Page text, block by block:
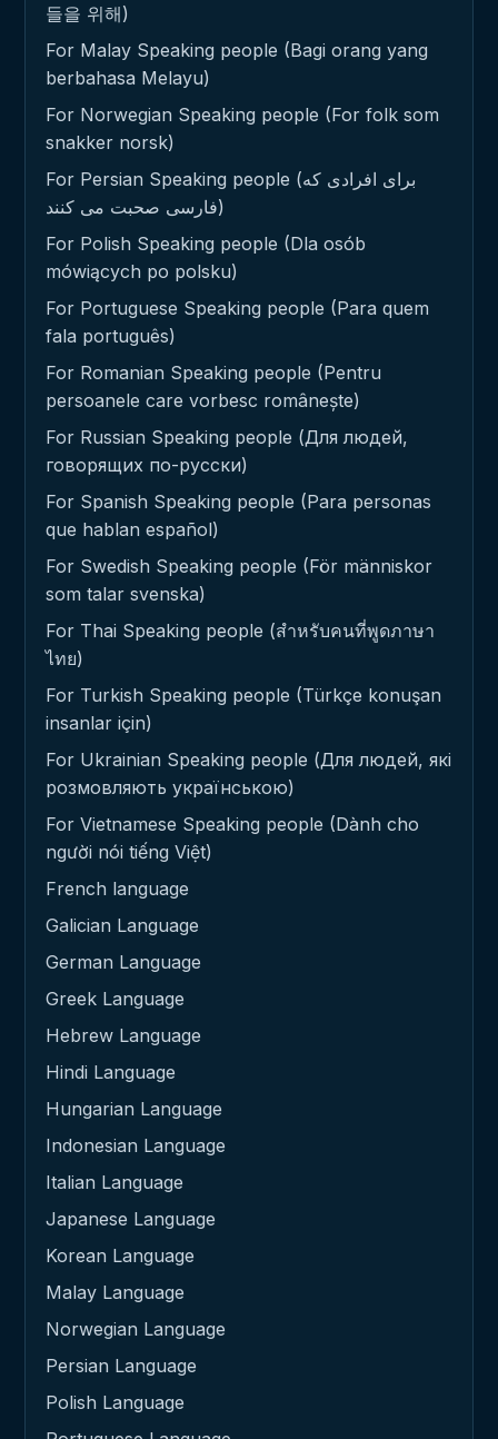
들을 위해)
For Malay Speaking people (Bagi orang yang
berbahasa Melayu)
For Norwegian Speaking people (For folk som
snakker norsk)
For Persian Speaking people (برای افرادی که
فارسی صحبت می کنند)
For Polish Speaking people (Dla osób
mówiących po polsku)
For Portuguese Speaking people (Para quem
fala português)
For Romanian Speaking people (Pentru
persoanele care vorbesc românește)
For Russian Speaking people (Для людей,
говорящих по-русски)
For Spanish Speaking people (Para personas
que hablan español)
For Swedish Speaking people (För människor
som talar svenska)
For Thai Speaking people (สำหรับคนที่พูดภาษา
ไทย)
For Turkish Speaking people (Türkçe konuşan
insanlar için)
For Ukrainian Speaking people (Для людей, які
розмовляють українською)
For Vietnamese Speaking people (Dành cho
người nói tiếng Việt)
French language
Galician Language
German Language
Greek Language
Hebrew Language
Hindi Language
Hungarian Language
Indonesian Language
Italian Language
Japanese Language
Korean Language
Malay Language
Norwegian Language
Persian Language
Polish Language